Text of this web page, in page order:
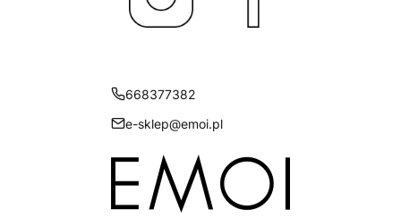
668377382
e-sklep@emoi.pl